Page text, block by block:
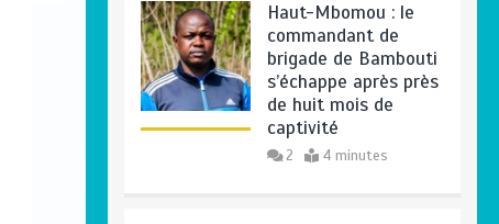
Haut-Mbomou : le
commandant de
brigade de Bambouti
s’échappe après près
de huit mois de
captivité
2 4 minutes